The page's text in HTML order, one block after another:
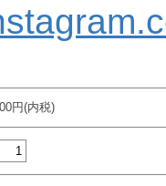
円(内税)